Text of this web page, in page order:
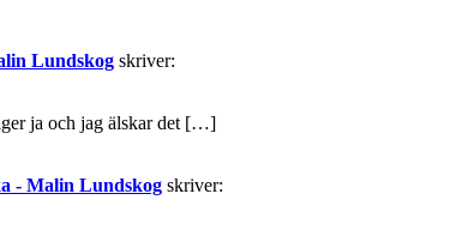
Lundskog skriver:
ja och jag älskar det […]
- Malin Lundskog skriver: